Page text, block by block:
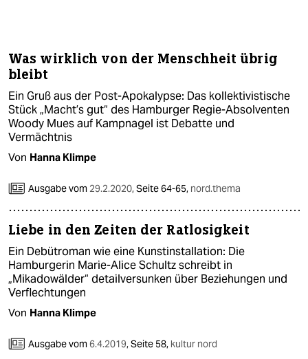
wahrheit
verlag
verlag
unterstützen
abo
genossenschaft
epaper login
Was wirklich von der Menschheit übrig
bleibt
Ein Gruß aus der Post-Apokalypse: Das kollektivistische
Stück „Macht’s gut“ des Hamburger Regie-Absolventen
Woody Mues auf Kampnagel ist Debatte und
Vermächtnis
Von Hanna Klimpe
Ausgabe vom 29.2.2020,Seite 64-65, nord.thema
Liebe in den Zeiten der Ratlosigkeit
Ein Debütroman wie eine Kunstinstallation: Die
Hamburgerin Marie-Alice Schultz schreibt in
„Mikadowälder“ detailversunken über Beziehungen und
Verflechtungen
Von Hanna Klimpe
Ausgabe vom6.4.2019,Seite 58, kultur nord